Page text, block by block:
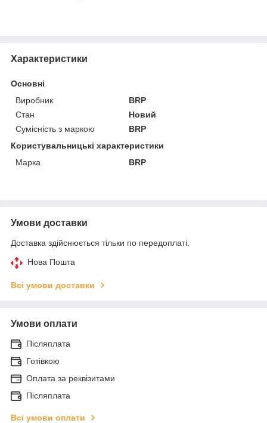
Характеристики
Основні
Виробник
BRP
Стан
Новий
Сумісність з маркою
BRP
Користувальницькі характеристики
Марка
BRP
Умови доставки
Доставка здійснюється тільки по передоплаті.
Нова Пошта
Всі умови доставки
Умови оплати
Післяплата
Готівкою
Оплата за реквізитами
Післяплата
Всі умови оплати